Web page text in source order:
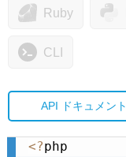
Ruby
CLI
API ドキュメント
<?